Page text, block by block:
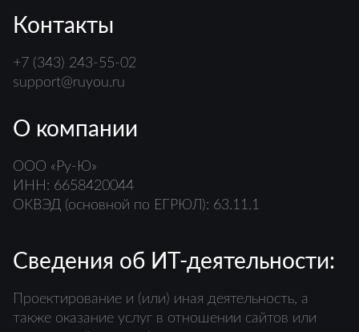
Контакты
+7 (343) 243-55-02
support@ruyou.ru
О компании
ООО «Ру-Ю»
ИНН: 6658420044
ОКВЭД (основной по ЕГРЮЛ): 63.11.1
Сведения об ИТ-деятельности:
Проектирование и (или) иная деятельность, а
также оказание услуг в отношении сайтов или